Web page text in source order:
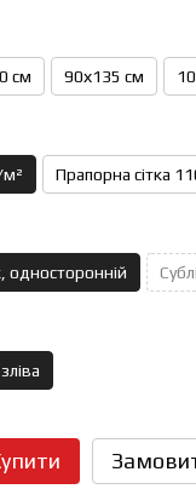
см 90х135 см
Прапорна сітка
односторонній